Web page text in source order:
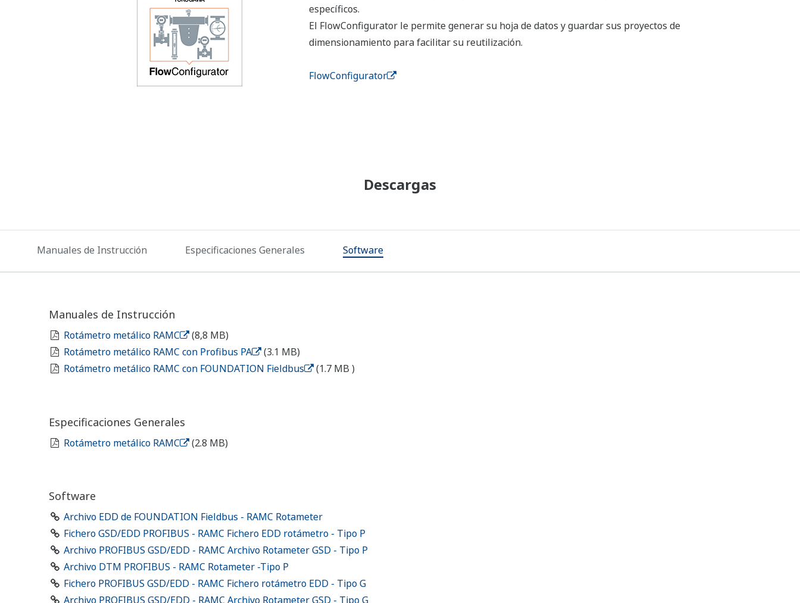
específicos.
El FlowConfigurator le permite generar su hoja de datos y guardar sus proyectos de
dimensionamiento para facilitar su reutilización.
FlowConfigurator
Descargas
Manuales de Instrucción Especificaciones Generales Software
Manuales de Instrucción
Rotámetro metálico RAMC ​ ​(8,8 MB)
Rotámetro metálico RAMC con Profibus PA
​ ​(3.1 MB)
Rotámetro metálico RAMC con FOUNDATION Fieldbus
​ ​(1.7 MB )
Especificaciones Generales
Rotámetro metálico RAMC ​ ​(2.8 MB)
Software
Archivo EDD de FOUNDATION Fieldbus - RAMC Rotameter
Fichero GSD/EDD PROFIBUS - RAMC Fichero EDD rotámetro - Tipo P
Archivo PROFIBUS GSD/EDD - RAMC Archivo Rotameter GSD - Tipo P
Archivo DTM PROFIBUS - RAMC Rotameter -Tipo P
Fichero PROFIBUS GSD/EDD - RAMC Fichero rotámetro EDD - Tipo G
Archivo PROFIBUS GSD/EDD - RAMC Archivo Rotameter GSD - Tipo G